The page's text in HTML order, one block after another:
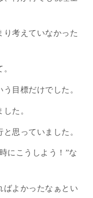
り考えていなかった
目標だけでした。
た。
思っていました。
にこうしよう！”な
ばよかったなぁとい